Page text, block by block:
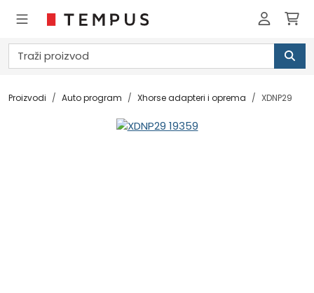
Proizvodi Auto program Xhorse adapteri i oprema XDNP29